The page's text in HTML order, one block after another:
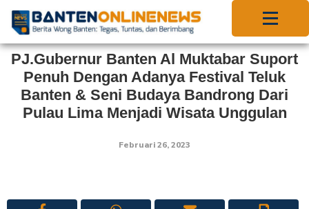
PJ.Gubernur Banten Al Muktabar Suport
Penuh Dengan Adanya Festival Teluk
Banten & Seni Budaya Bandrong Dari
Pulau Lima Menjadi Wisata Unggulan
Februari 26, 2023